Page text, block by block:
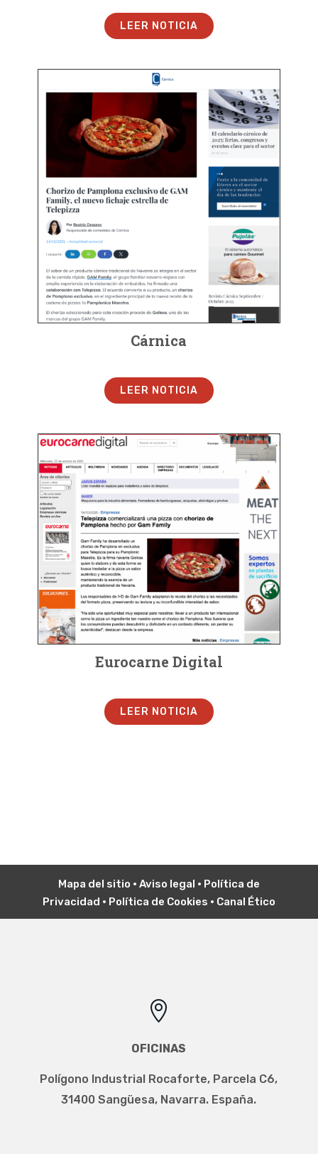
LEER NOTICIA
Cárnica
LEER NOTICIA
Eurocarne Digital
LEER NOTICIA
Mapa del sitio • Aviso legal • Política de
Privacidad • Política de Cookies • Canal Ético

OFICINAS
Polígono Industrial Rocaforte, Parcela C6,
31400 Sangüesa, Navarra. España.